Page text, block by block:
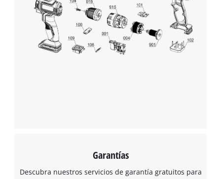
Garantías
Descubra nuestros servicios de garantía gratuitos para